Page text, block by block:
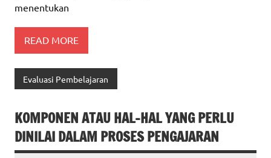
menentukan
READ MORE
Evaluasi Pembelajaran
KOMPONEN ATAU HAL-HAL YANG PERLU
DINILAI DALAM PROSES PENGAJARAN